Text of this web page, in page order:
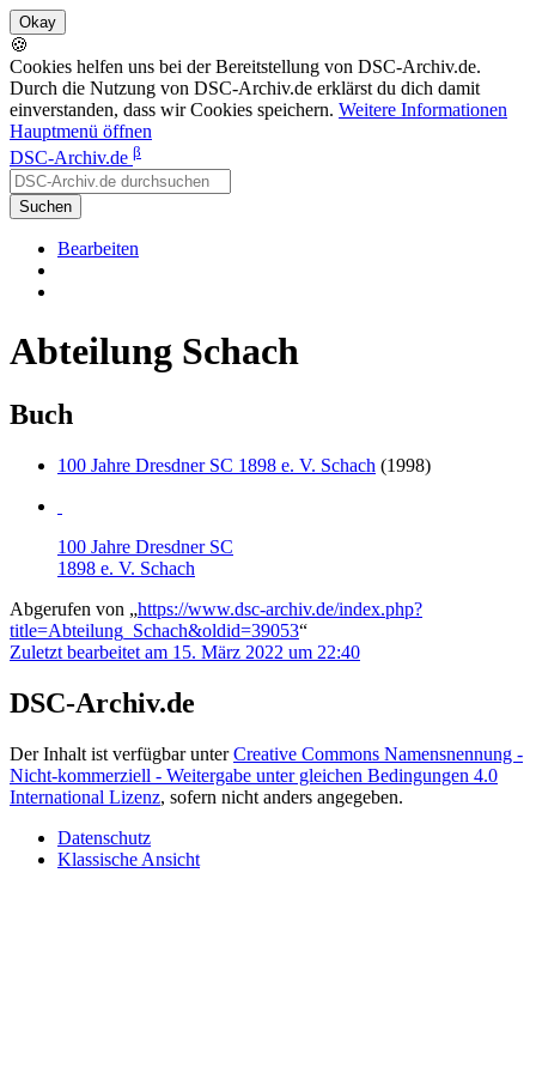
🍪
Cookies helfen uns bei der Bereitstellung von DSC-Archiv.de.
Durch die Nutzung von DSC-Archiv.de erklärst du dich damit
einverstanden, dass wir Cookies speichern. Weitere Informationen
Hauptmenü öffnen
DSC-Archiv.de β
Suchen
Bearbeiten
Abteilung Schach
Buch
100 Jahre Dresdner SC 1898 e. V. Schach (1998)
100 Jahre Dresdner SC
1898 e. V. Schach
Abgerufen von „https://www.dsc-archiv.de/index.php?
title=Abteilung_Schach&oldid=39053“
Zuletzt bearbeitet am 15. März 2022 um 22:40
DSC-Archiv.de
Der Inhalt ist verfügbar unterCreative Commons Namensnennung -
Nicht-kommerziell - Weitergabe unter gleichen Bedingungen 4.0
International Lizenz, sofern nicht anders angegeben.
Datenschutz
Klassische Ansicht